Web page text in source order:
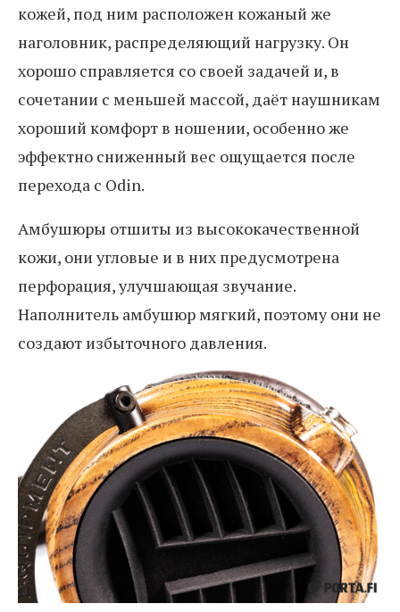
кожей, под ним расположен кожаный же
наголовник, распределяющий нагрузку. Он
хорошо справляется со своей задачей и, в
сочетании с меньшей массой, даёт наушникам
хороший комфорт в ношении, особенно же
эффектно сниженный вес ощущается после
перехода с Odin.
Амбушюры отшиты из высококачественной
кожи, они угловые и в них предусмотрена
перфорация, улучшающая звучание.
Наполнитель амбушюр мягкий, поэтому они не
создают избыточного давления.